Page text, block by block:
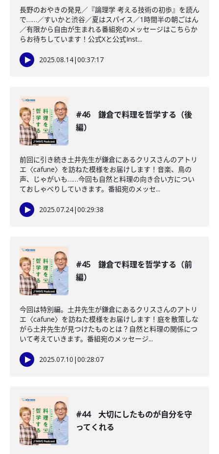
長野のおやきの発見／『論理学 考える技術の初歩』を読ん
で……／すいかと渋谷／夏はスパイス／1時間半の朝ごはん
／有限から自由が生まれる番組宛のメッセージはこちらか
らお待ちしています！公式Xと公式Inst...
2025.08.14|00:37:17
#46 鎌倉で料理を哲学する（後
編）
前回に引き続き土井先生が鎌倉にあるクリスさんのアトリ
エ〈cafune〉を訪ねた模様をお届けします！音楽、鳥の
声、じゃがいも……今回も自然と料理の向き合い方につい
ておしゃべりしていきます。番組宛のメッセ...
2025.07.24|00:29:38
#45 鎌倉で料理を哲学する（前
編）
今回は特別編。土井先生が鎌倉にあるクリスさんのアトリ
エ〈cafune〉を訪ねた模様をお届けします！庭を散策しな
がら土井先生が見つけたものとは？自然と料理の関係につ
いて考えていきます。番組宛のメッセージ...
2025.07.10 |00:28:07
#44 大切にしたものが自分を守
ってくれる